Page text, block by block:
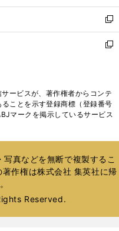
開
く
ウ
で
開
く
ン
ド
ウ
で
ウ
ィ
ン
ド
く
新
し
い
ド
ウ
で
新
ィ
ン
ド
開
く
ービスが、著作権者からコンテ
ことを示す登録商標（登録番号
マークを掲示しているサービス
真などを無断で複製するこ
作権は株式会社 集英社に帰
Reserved.